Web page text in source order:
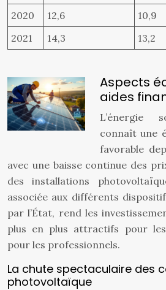
2020
12,6
10,9
2021
14,3 13,2
Aspects
aides
L’énergie
connaît une
favorable
avec une baisse continue des
des installations
associée aux différents
par l’État, rend les
plus en plus attractifs pour
pour les professionnels.
La chute spectaculaire des
photovoltaïque